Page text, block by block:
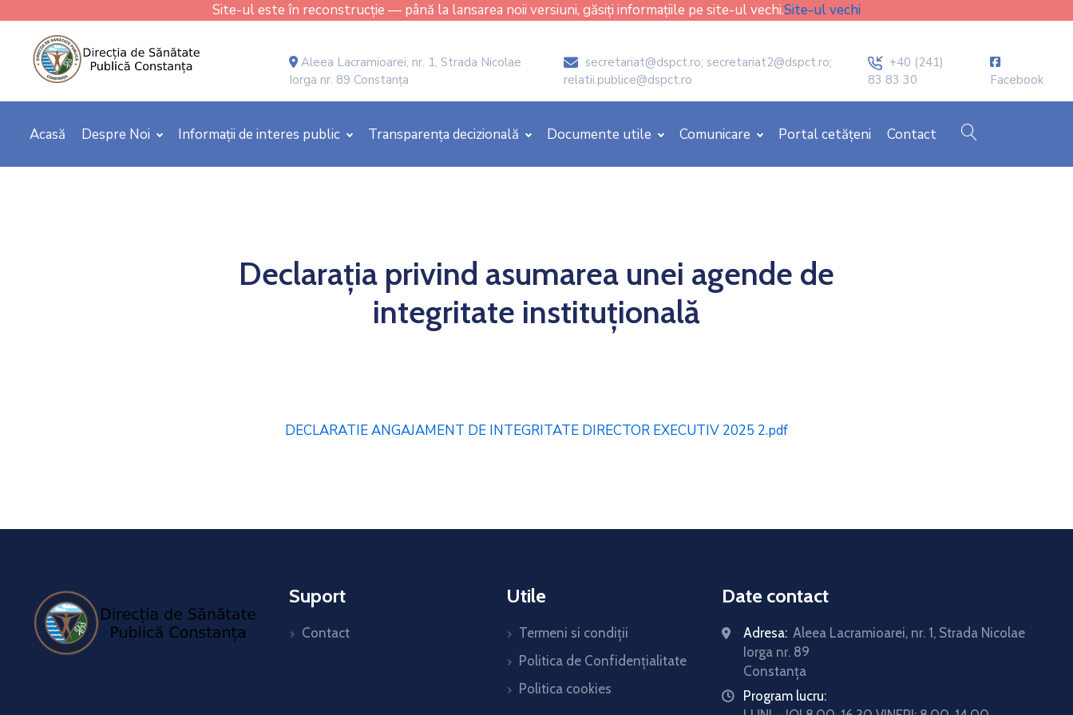
Site-ul este în reconstrucție — până la lansarea noii versiuni, găsiți informațiile pe site-ul vechi.Site-ul vechi
Aleea Lacramioarei, nr. 1, Strada Nicolae
Iorga nr. 89 Constanța
icon
secretariat@dspct.ro; secretariat2@dspct.ro;
relatii.publice@dspct.ro
icon
+40 (241)
83 83 30
Facebook
Acasă Despre Noi Informații de interes public Transparența decizională Documente utile Comunicare Portal cetățeni Contact
Declarația privind asumarea unei agende de
integritate instituțională
DECLARATIE ANGAJAMENT DE INTEGRITATE DIRECTOR EXECUTIV 2025 2.pdf
Suport
Contact
Utile
Termeni si condiții
Politica de Confidențialitate
Politica cookies
Date contact
Adresa: Aleea Lacramioarei, nr. 1, Strada Nicolae
Iorga nr. 89
Constanța
iconProgram lucru: